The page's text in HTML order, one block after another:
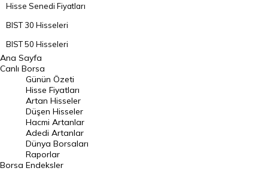
Hisse Senedi Fiyatları
BIST 30 Hisseleri
BIST 50 Hisseleri
BIST 100 Hisseleri
En Çok Artan Hisseler
En Çok Düşen Hisseler
Hacmi Artanlar
Geçmiş Kapanışlar
Dünya Borsaları
Ana Sayfa
Canlı Borsa
Borsa
Günün Özeti
Hisse Fiyatları
Artan Hisseler
Düşen Hisseler
Hacmi Artanlar
Adedi Artanlar
Dünya Borsaları
Raporlar
Endeksler